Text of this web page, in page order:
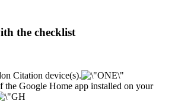
the checklist
Citation device(s).
the Google Home app installed on your